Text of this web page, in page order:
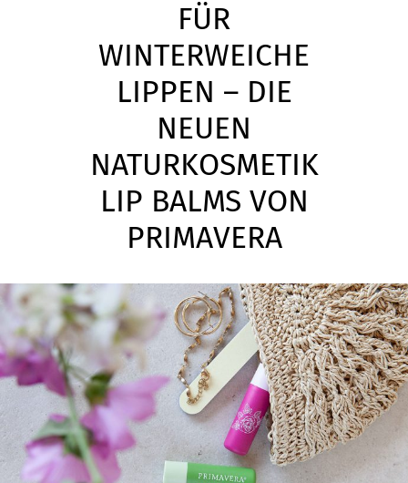
FÜR
WINTERWEICHE
LIPPEN – DIE
NEUEN
NATURKOSMETIK
LIP BALMS VON
PRIMAVERA